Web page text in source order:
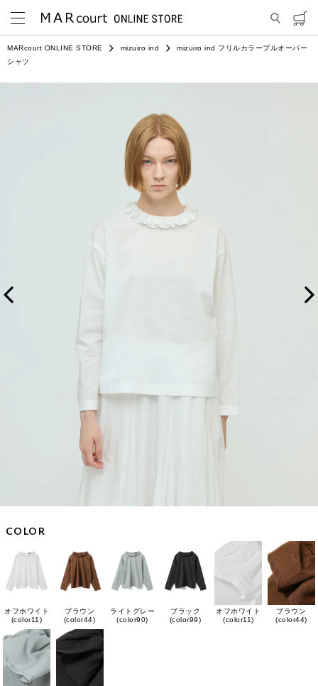
MARcourt ONLINE STORE mizuiro ind
mizuiro ind フリルカラープルオーバー
シャツ
COLOR
オフホワイト
(color11)
ブラウン
(color44)
ライトグレー
(color90)
ブラック
(color99)
オフホワイト
(color11)
ブラウン
(color44)